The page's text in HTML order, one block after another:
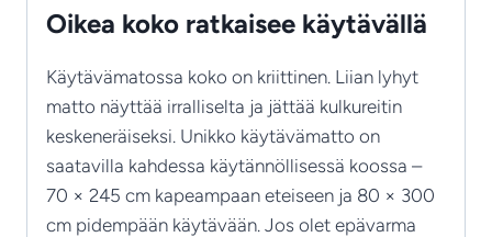
Oikea koko ratkaisee käytävällä
Käytävämatossa koko on kriittinen. Liian lyhyt
matto näyttää irralliselta ja jättää kulkureitin
keskeneräiseksi. Unikko käytävämatto on
saatavilla kahdessa käytännöllisessä koossa –
70 × 245 cm kapeampaan eteiseen ja 80 × 300
cm pidempään käytävään. Jos olet epävarma